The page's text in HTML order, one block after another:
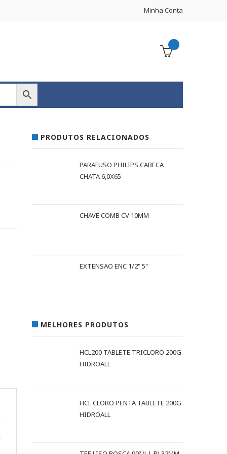
Minha Conta
PRODUTOS RELACIONADOS
PARAFUSO PHILIPS CABECA
CHATA 6,0X65
CHAVE COMB CV 10MM
EXTENSAO ENC 1/2" 5"
MELHORES PRODUTOS
HCL200 TABLETE TRICLORO 200G
HIDROALL
HCL CLORO PENTA TABLETE 200G
HIDROALL